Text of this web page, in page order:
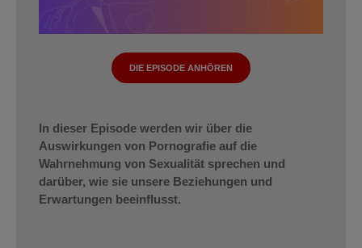
DIE EPISODE ANHÖREN
In dieser Episode werden wir über die
Auswirkungen von Pornografie auf die
Wahrnehmung von Sexualität sprechen und
darüber, wie sie unsere Beziehungen und
Erwartungen beeinflusst.